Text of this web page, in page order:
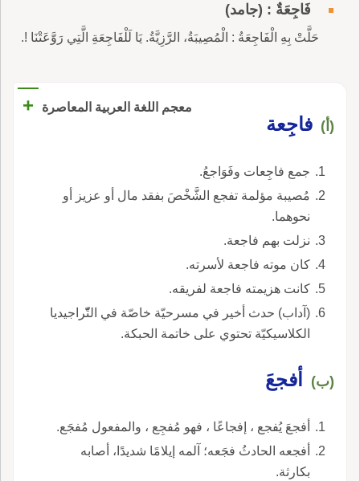
فَاجِعَةٌ : (جامد)
حَلَّتْ بِهِ الْفَاجِعَةُ : الْمُصِيبَةُ، الرَّزِيَّةُ. يَا لَلْفَاجِعَةِ الَّتِي رَوَّعَتْنَا !.
معجم اللغة العربية المعاصرة +
(أ) فاجِعة
جمع فاجِعات وفَوَاجعُ.
مُصيبة مؤلمة تفجع الشَّخْصَ بفقد مال أو عزيز أو
نحوهما.
نزلت بهم فاجعة.
كان موته فاجعة لأسرته.
كانت هزيمته فاجعة لفريقه.
(آداب) حدث أخير في مسرحيّة خاصّة في التّّراجيديا
الكلاسيكيّة تحتوي على خاتمة الحبكة.
(ب) أفجعَ
أفجعَ يُفجع ، إفجاعًا ، فهو مُفجِع ، والمفعول مُفجَع.
أفجعه الحادثُ فجَعه؛ آلمه إيلامًا شديدًا، أصابه
بكارثة.